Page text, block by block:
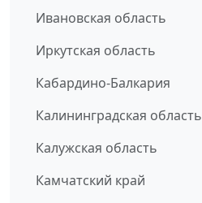
Ивановская область
Иркутская область
Кабардино-Балкария
Калининградская область
Калужская область
Камчатский край